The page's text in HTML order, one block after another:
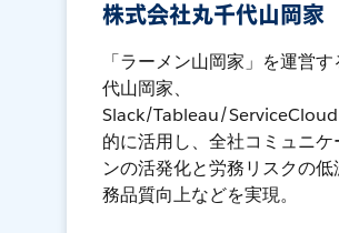
株式会社丸千代山岡家
「ラーメン山岡家」を運営
代山岡家、
Slack/Tableau/
的に活用し、全社コミュニケ
ンの活発化と労務リスクの低
務品質向上などを実現。